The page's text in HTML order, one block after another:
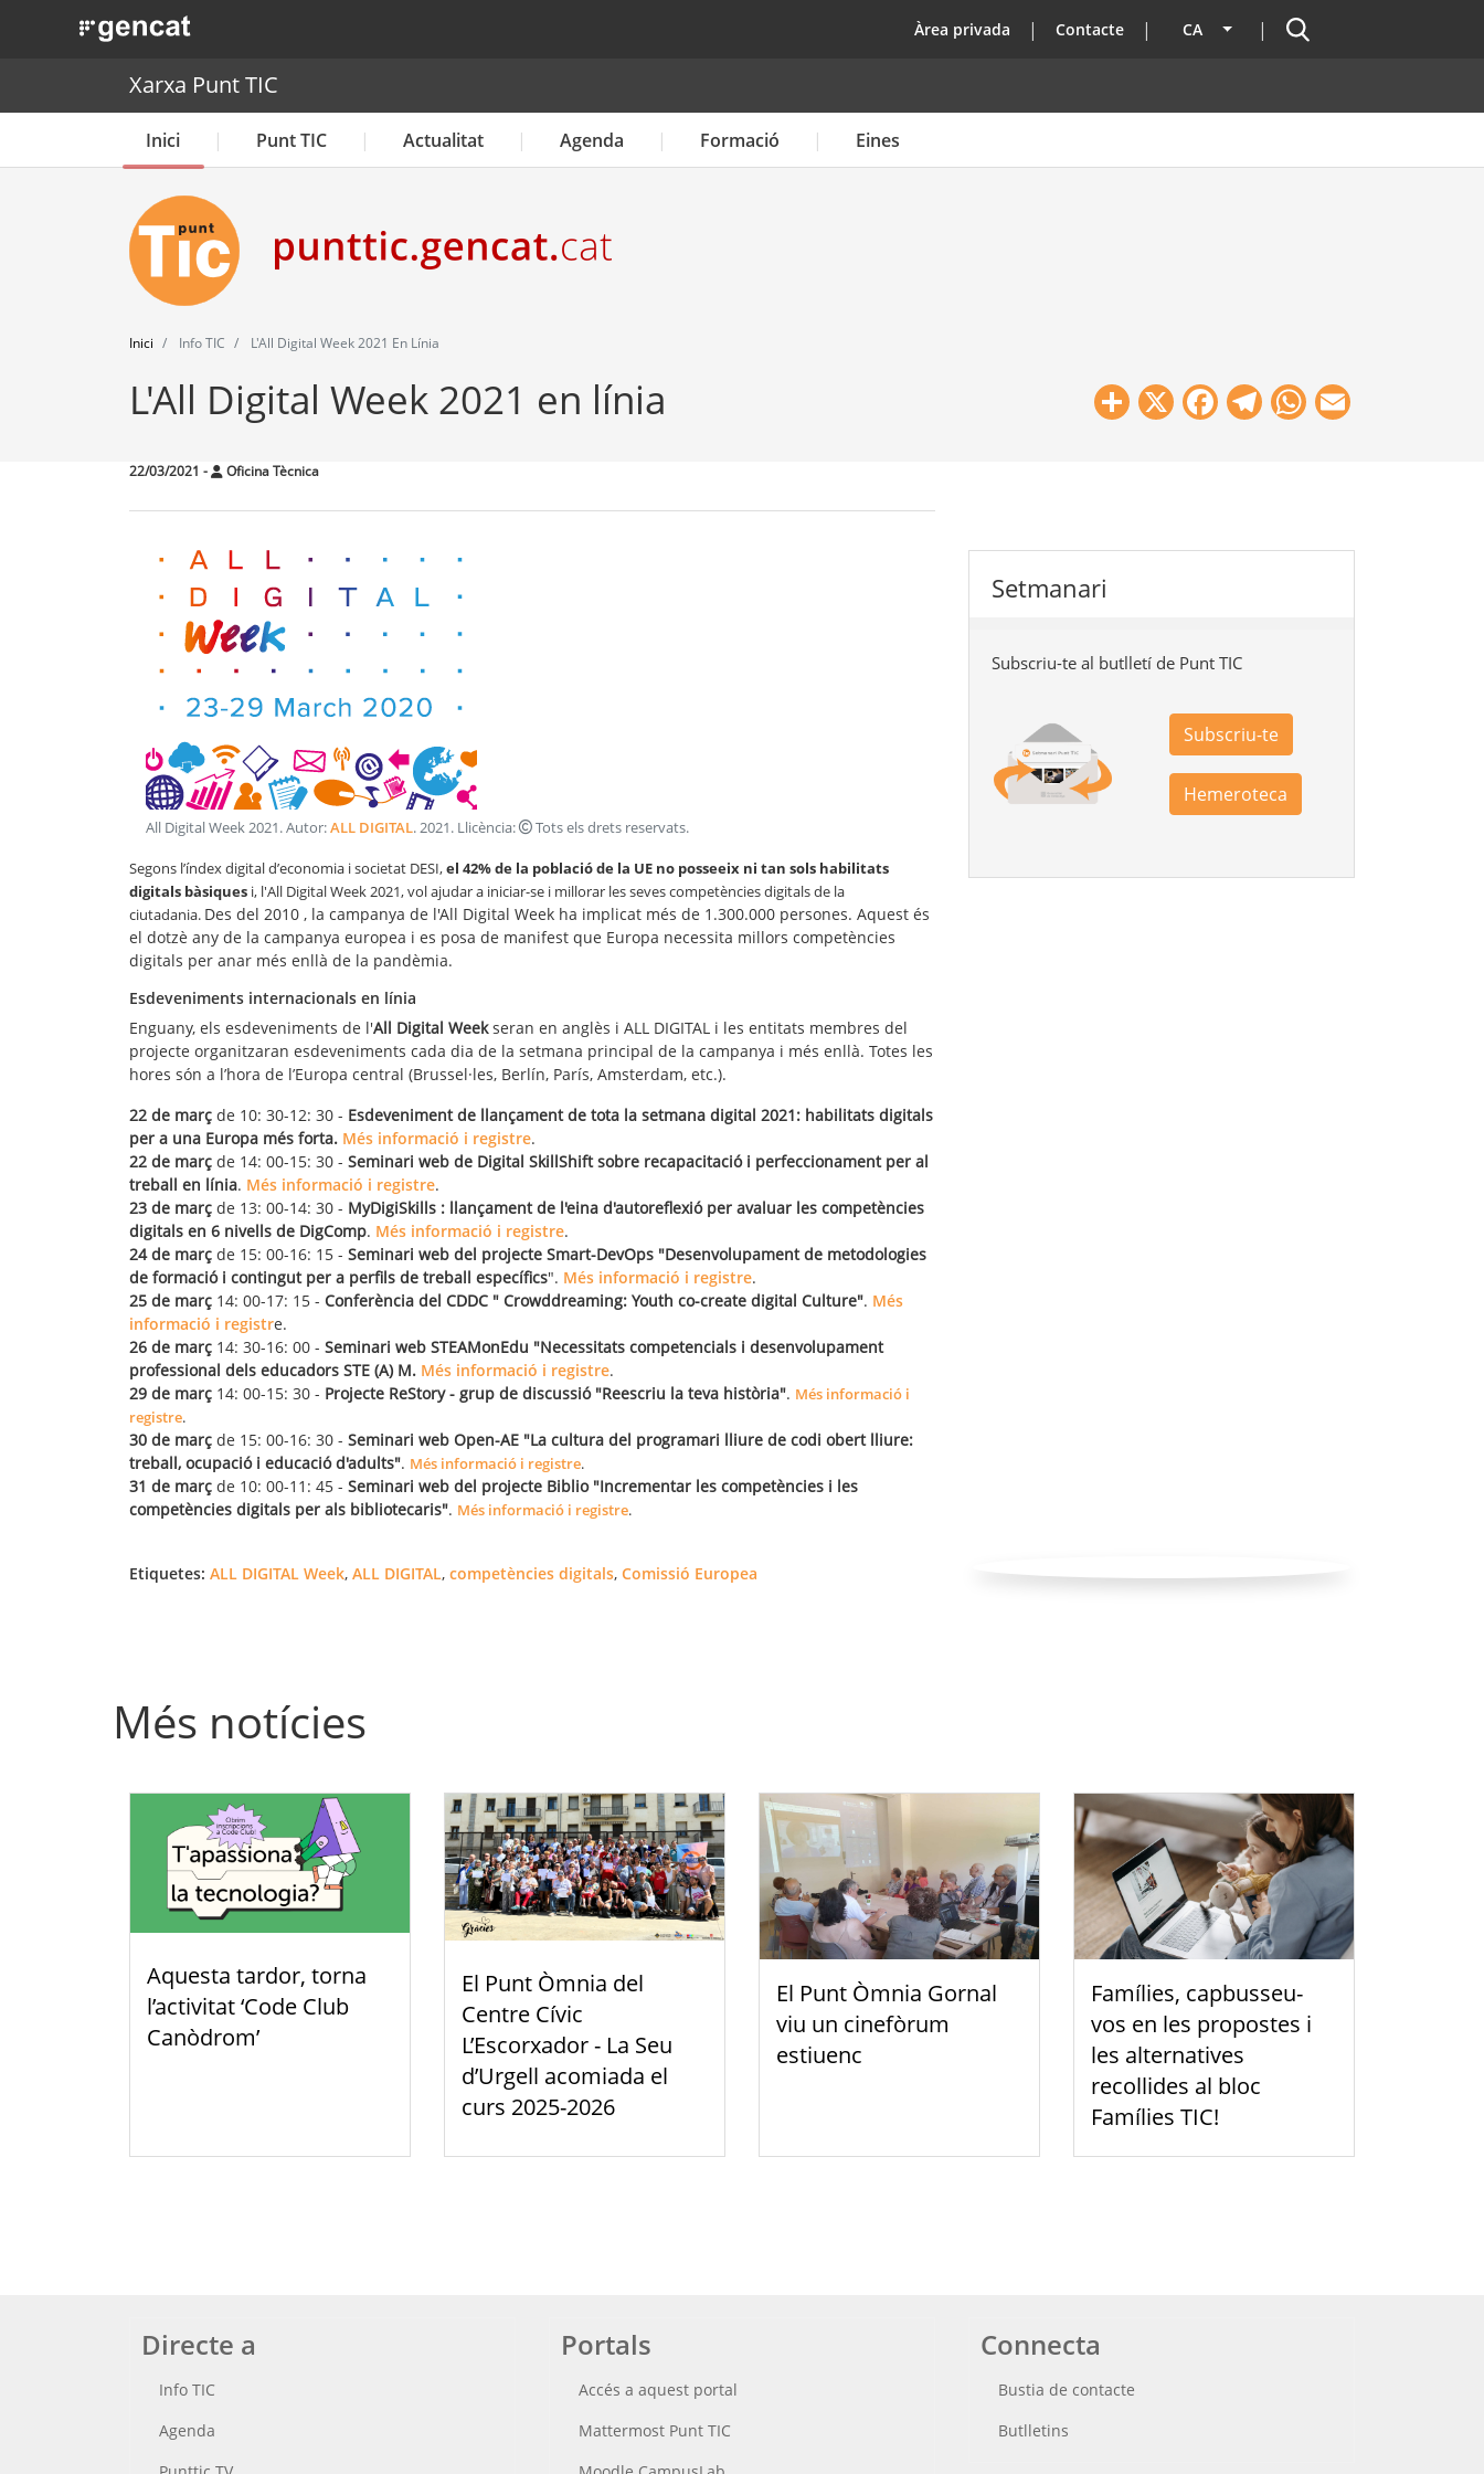
. Obre en una nova finestra. top
Àrea privada Contacte CA Llista les accions addicionals
Cercador
Xarxa Punt TIC
Inici Punt TIC Actualitat Agenda Formació Eines
Inici Info TIC L'All Digital Week 2021 En Línia
L'All Digital Week 2021 en línia Share
X Facebook
Telegram
WhatsApp
22/03/2021 - Oficina Tècnica
All Digital Week 2021. Autor:ALL DIGITAL.2021. Llicència: Tots els drets reservats.
Segons l’índex digital d’economia i societat DESI,el 42% de la població de la UE no posseeix ni tan sols habilitats
digitals bàsiques i, l'All Digital Week 2021, vol ajudar a iniciar-se i millorar les seves competències digitals de la
ciutadania. Des del 2010 , la campanya de l'All Digital Week ha implicat més de 1.300.000 persones. Aquest és
el dotzè any de la campanya europea i es posa de manifest que Europa necessita millors competències
digitals per anar més enllà de la pandèmia.
Esdeveniments internacionals en línia
Enguany, els esdeveniments de l'All Digital Weekseran en anglès i ALL DIGITAL i les entitats membres del
projecte organitzaran esdeveniments cada dia de la setmana principal de la campanya i més enllà. Totes les
hores són a l’hora de l’Europa central (Brussel·les, Berlín, París, Amsterdam, etc.).
22 de març de 10: 30-12: 30 - Esdeveniment de llançament de tota la setmana digital 2021: habilitats digitals
per a una Europa més forta. Més informació i registre.
22 de març de 14: 00-15: 30 - Seminari web de Digital SkillShift sobre recapacitació i perfeccionament per al
treball en línia. Més informació i registre.
23 de març de 13: 00-14: 30 - MyDigiSkills : llançament de l'eina d'autoreflexió per avaluar les competències
digitals en 6 nivells de DigComp. Més informació i registre.
24 de març de 15: 00-16: 15 - Seminari web del projecte Smart-DevOps "Desenvolupament de metodologies
de formació i contingut per a perfils de treball específics". Més informació i registre.
25 de març 14: 00-17: 15 - Conferència del CDDC " Crowddreaming: Youth co-create digital Culture". Més
informació i registre.
26 de març 14: 30-16: 00 - Seminari web STEAMonEdu "Necessitats competencials i desenvolupament
professional dels educadors STE (A) M. Més informació i registre.
29 de març 14: 00-15: 30 - Projecte ReStory - grup de discussió "Reescriu la teva història". Més informació i
registre.
30 de març de 15: 00-16: 30 - Seminari web Open-AE "La cultura del programari lliure de codi obert lliure:
treball, ocupació i educació d'adults". Més informació i registre.
31 de març de 10: 00-11: 45 - Seminari web del projecte Biblio "Incrementar les competències i les
competències digitals per als bibliotecaris". Més informació i registre.
Etiquetes: ALL DIGITAL Week, ALL DIGITAL, competències digitals, Comissió Europea
Setmanari
Subscriu-te al butlletí de Punt TIC
Subscriu-te
Hemeroteca
Més notícies
Aquesta tardor, torna
l’activitat ‘Code Club
Canòdrom’
El Punt Òmnia del
Centre Cívic
L’Escorxador - La Seu
d’Urgell acomiada el
curs 2025-2026
El Punt Òmnia Gornal
viu un cinefòrum
estiuenc
Famílies, capbusseu-
vos en les propostes i
les alternatives
recollides al bloc
Famílies TIC!
Directe a
Info TIC
Agenda
Portals
Accés a aquest portal
Mattermost Punt TIC
Connecta
Bustia de contacte
Butlletins